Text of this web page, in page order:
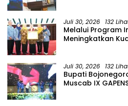
Juli 30, 2026 132
Melalui Program
Meningkatkan
Juli 30, 2026 132
Bupati
Muscab IX